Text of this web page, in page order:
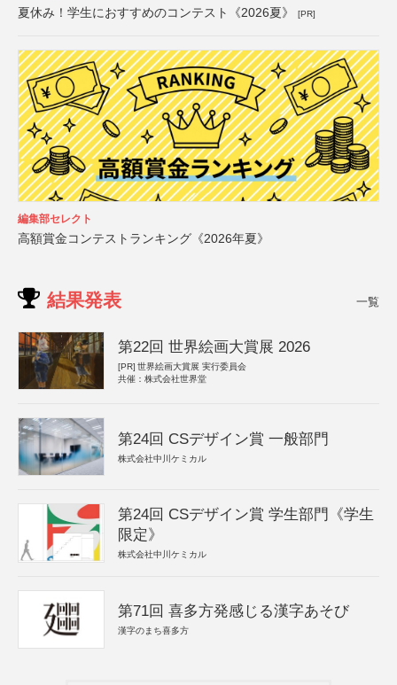
夏休み！学生におすすめのコンテスト《2026夏》 [PR]
編集部セレクト
高額賞金コンテストランキング《2026年夏》
結果発表 一覧
第22回 世界絵画大賞展 2026
[PR] 世界絵画大賞展 実行委員会
共催：株式会社世界堂
第24回 CSデザイン賞 一般部門
株式会社中川ケミカル
第24回 CSデザイン賞 学生部門《学生
限定》
株式会社中川ケミカル
第71回 喜多方発感じる漢字あそび
漢字のまち喜多方